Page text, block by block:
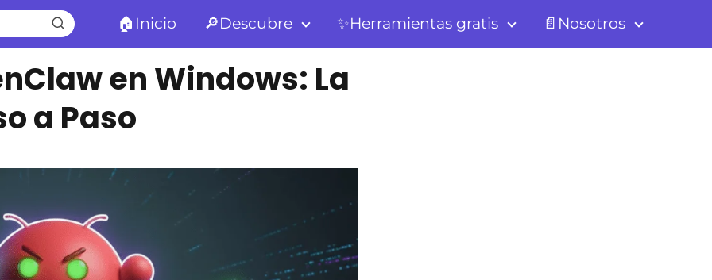
🏠Inicio 🔎Descubre ✨Herramientas gratis 📄Nosotros
en Windows: La
a Paso